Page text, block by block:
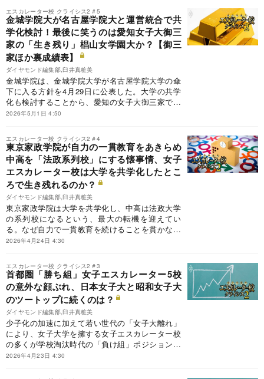
目を5段階評価するダイヤモンド編集部独自の
「裏成績表」で関関同立を比較。同志社の現状と
今後を分析した。
エスカレーター校 クライシス2＃5
金城学院大が名古屋学院大と運営統合で共
学化検討！最後に笑うのは愛知女子大御三
家の「生き残り」椙山女学園大か？【御三
家ほか裏成績表】
ダイヤモンド編集部,臼井真粧美
金城学院は、金城学院大学が名古屋学院大学の傘
下に入る方針を4月29日に公表した。大学の共学
化も検討することから、愛知の女子大御三家で残
るのは椙山女学園大学だけになる可能性が高い。
知県内の女子エスカレーター校、および元女子エ
スカレーター校について、ダイヤモンド編集部独
自の「裏成績表」を公開する。
2026年5月1日 4:50
エスカレーター校 クライシス2＃4
東京家政学院が自力の一貫教育をあきらめ
中高を「法政系列校」にする懐事情、女子
エスカレーター校は大学を共学化したとこ
ろで生き残れるのか？
ダイヤモンド編集部,臼井真粧美
東京家政学院は大学を共学化し、中高は法政大学
の系列校になるという、最大の転機を迎えてい
る。なぜ自力で一貫教育を続けることを貫かなか
ったのか。他の女子エスカレーター校は自力で共
る道は開けるのか。大学を共学化した首都圏のエ
スカレーター校について、ダイヤモンド編集部独
自の「裏成績表」を公開する。
2026年4月24日 4:30
エスカレーター校 クライシス2＃3
首都圏「勝ち組」女子エスカレーター5校
の意外な顔ぶれ、日本女子大と昭和女子大
のツートップに続くのは？
ダイヤモンド編集部,臼井真粧美
少子化の加速に加えて若い世代の「女子大離れ」
により、女子大学を擁する女子エスカレーター校
の多くが学校淘汰時代の「負け組」ポジションに
陥っている。そんな中で首都圏には「勝ち組」ル
昭和女子大学がそのツートップだ。首都圏で女子
2026年4月23日 4:30